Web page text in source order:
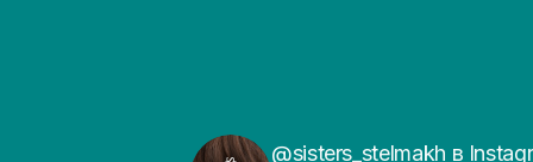
@sisters_stelmakh в